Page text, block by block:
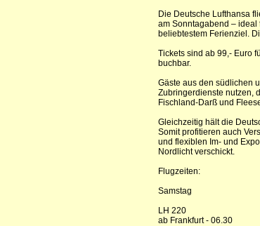
Die Deutsche Lufthansa
am Sonntagabend – ideal
beliebtestem Ferienziel.
Tickets sind ab 99,- Euro
buchbar.
Gäste aus den südlichen
Zubringerdienste nutzen,
Fischland-Darß und
Gleichzeitig hält die
Somit profitieren auch
und flexiblen Im- und
Nordlicht verschickt.
Flugzeiten:
Samstag
LH 220
ab Frankfurt - 06.30